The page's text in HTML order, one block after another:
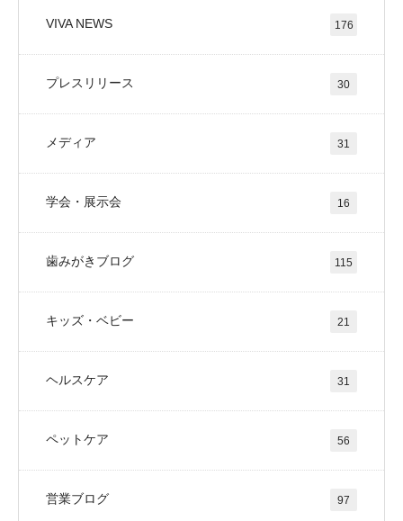
VIVA NEWS 176
プレスリリース 30
メディア 31
学会・展示会 16
歯みがきブログ 115
キッズ・ベビー 21
ヘルスケア 31
ペットケア 56
営業ブログ 97